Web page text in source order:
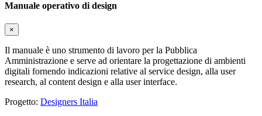
Manuale operativo di design
×
Il manuale è uno strumento di lavoro per la Pubblica
Amministrazione e serve ad orientare la progettazione di ambienti
digitali fornendo indicazioni relative al service design, alla user
research, al content design e alla user interface.
Progetto: Designers Italia